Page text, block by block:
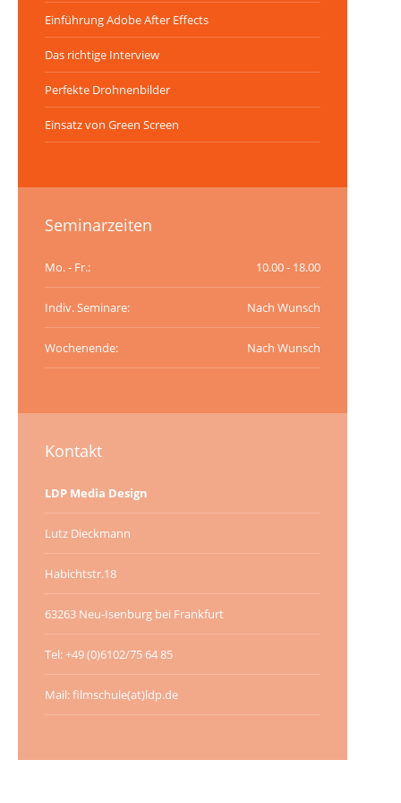
Einführung Adobe After Effects
Das richtige Interview
Perfekte Drohnenbilder
Einsatz von Green Screen
Seminarzeiten
Mo. - Fr.: 10.00 - 18.00
Indiv. Seminare: Nach Wunsch
Wochenende: Nach Wunsch
Kontakt
LDP Media Design
Lutz Dieckmann
Habichtstr.18
63263 Neu-Isenburg bei Frankfurt
Tel: +49 (0)6102/75 64 85
Mail: filmschule(at)ldp.de